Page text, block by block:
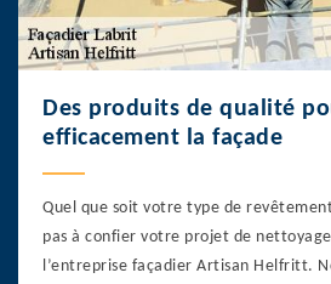
Des produits de qualité
efficacement la façade
Quel que soit votre type de
pas à confier votre projet de
l’entreprise façadier Artisan Helfritt.